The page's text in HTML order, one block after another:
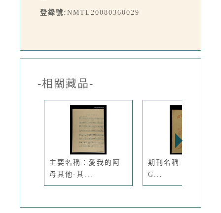
登錄號: NMTL20080360029
-相關藏品-
主要名稱：愛我的阿
母其他-其...
期刊名稱：LÚ
G...